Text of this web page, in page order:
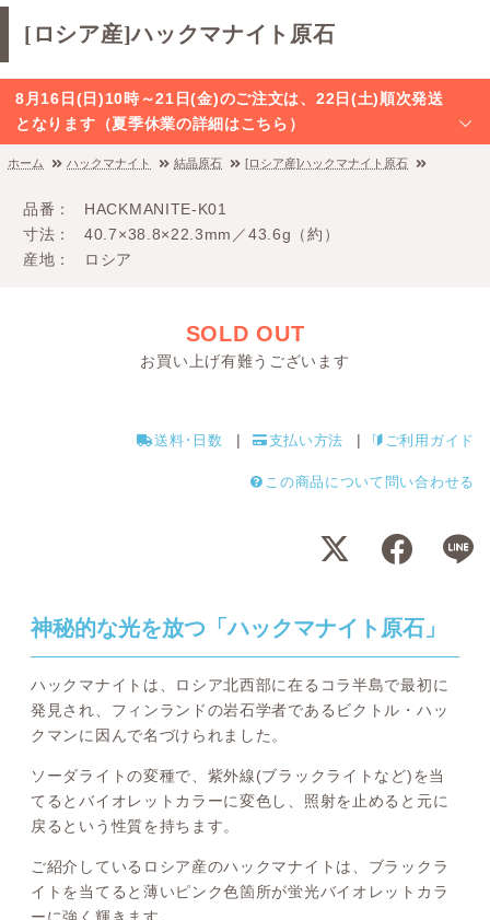
[ロシア産]ハックマナイト原石
8月16日(日)10時～21日(金)のご注文は、22日(土)順次発送
となります（夏季休業の詳細はこちら）
ホーム ハックマナイト 結晶原石 [ロシア産]ハックマナイト原石
品番
HACKMANITE-K01
寸法
40.7×38.8×22.3mm／43.6g（約）
産地
ロシア
SOLD OUT
お買い上げ有難うございます
送料･日数 支払い方法 ご利用ガイド
この商品について問い合わせる
神秘的な光を放つ「ハックマナイト原石」
ハックマナイトは、ロシア北西部に在るコラ半島で最初に
発見され、フィンランドの岩石学者であるビクトル・ハッ
クマンに因んで名づけられました。
ソーダライトの変種で、紫外線(ブラックライトなど)を当
てるとバイオレットカラーに変色し、照射を止めると元に
戻るという性質を持ちます。
ご紹介しているロシア産のハックマナイトは、ブラックラ
イトを当てると薄いピンク色箇所が蛍光バイオレットカラ